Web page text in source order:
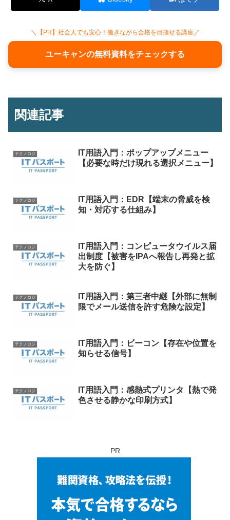
＼【PR】社会人でも安心！働きながら合格を目指せる講座／
ユーキャンの無料資料をチェックする
関連記事
テクノロジ
IT用語入門：ポップアップメニュー
【必要な時だけ現れる選択メニュー】
テクノロジ
IT用語入門：EDR【端末の脅威を検
知・対応する仕組み】
テクノロジ
IT用語入門：コンピュータウイルス届
出制度【被害をIPAへ報告し再発と拡
大を防ぐ】
テクノロジ
IT用語入門：第三者中継【外部に無制
限でメール送信を許す危険な設定】
テクノロジ
IT用語入門：ビーコン【存在や位置を
知らせる信号】
テクノロジ
IT用語入門：感熱式プリンタ【熱で発
色させる静かな印刷方式】
PR